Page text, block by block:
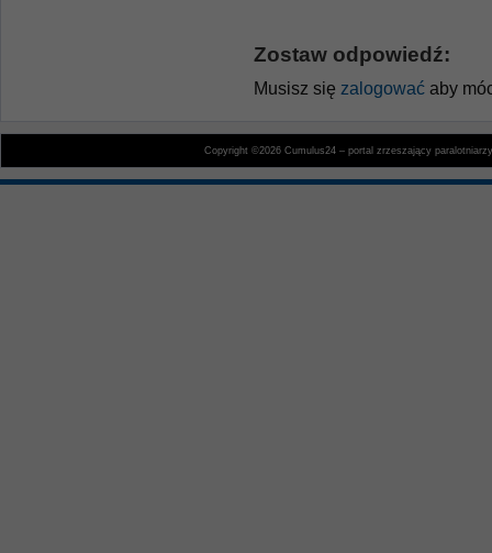
Zostaw odpowiedź:
Musisz się zalogować aby
Copyright ©2026 Cumulus24 – portal zrzeszający